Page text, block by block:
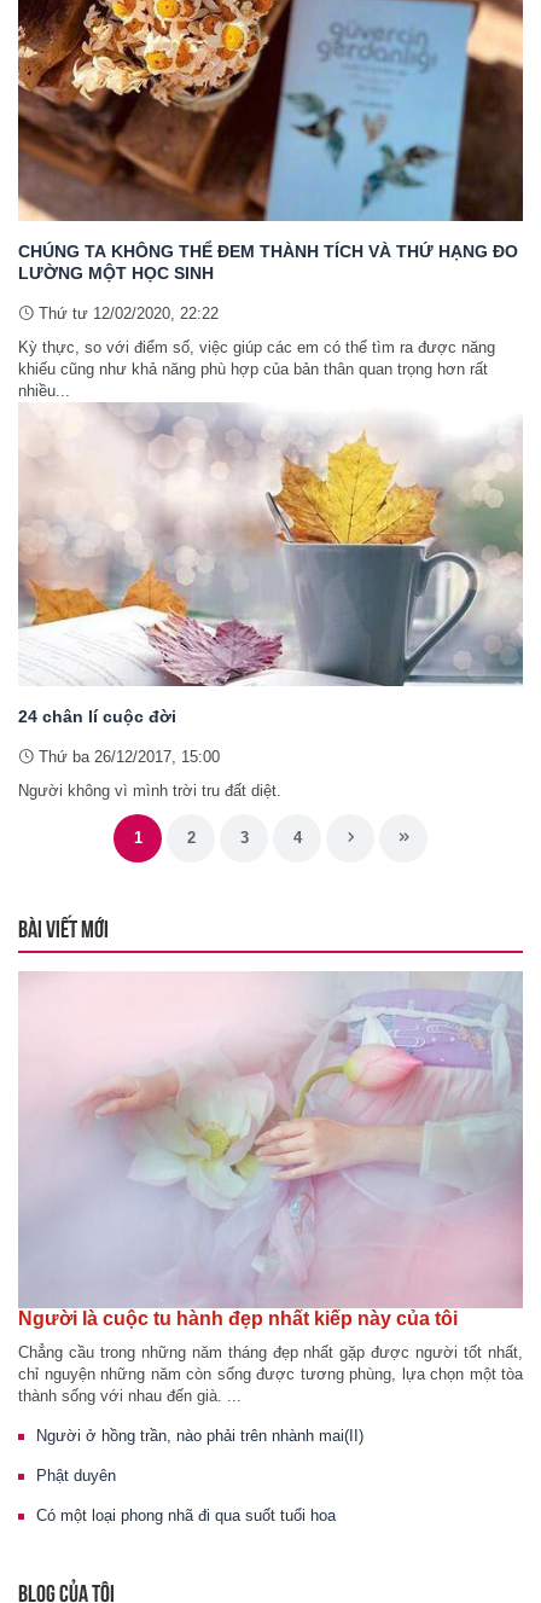
CHÚNG TA KHÔNG THỂ ĐEM THÀNH TÍCH VÀ THỨ HẠNG ĐO
LƯỜNG MỘT HỌC SINH
Thứ tư 12/02/2020, 22:22
Kỳ thực, so với điểm số, việc giúp các em có thể tìm ra được năng
khiếu cũng như khả năng phù hợp của bản thân quan trọng hơn rất
nhiều...
24 chân lí cuộc đời
Thứ ba 26/12/2017, 15:00
Người không vì mình trời tru đất diệt.
1 2 3 4
BÀI VIẾT MỚI
Người là cuộc tu hành đẹp nhất kiếp này của tôi
Chẳng cầu trong những năm tháng đẹp nhất gặp được người tốt nhất,
chỉ nguyện những năm còn sống được tương phùng, lựa chọn một tòa
thành sống với nhau đến già. ...
Người ở hồng trần, nào phải trên nhành mai(II)
Phật duyên
Có một loại phong nhã đi qua suốt tuổi hoa
BLOG CỦA TÔI